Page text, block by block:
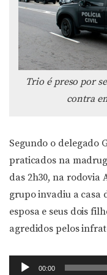
Trio é preso por
contra
Segundo o delegado
praticados na
das 2h30, na rodovia
grupo invadiu a casa
esposa e seus dois
agredidos pelos
Tocador00:00